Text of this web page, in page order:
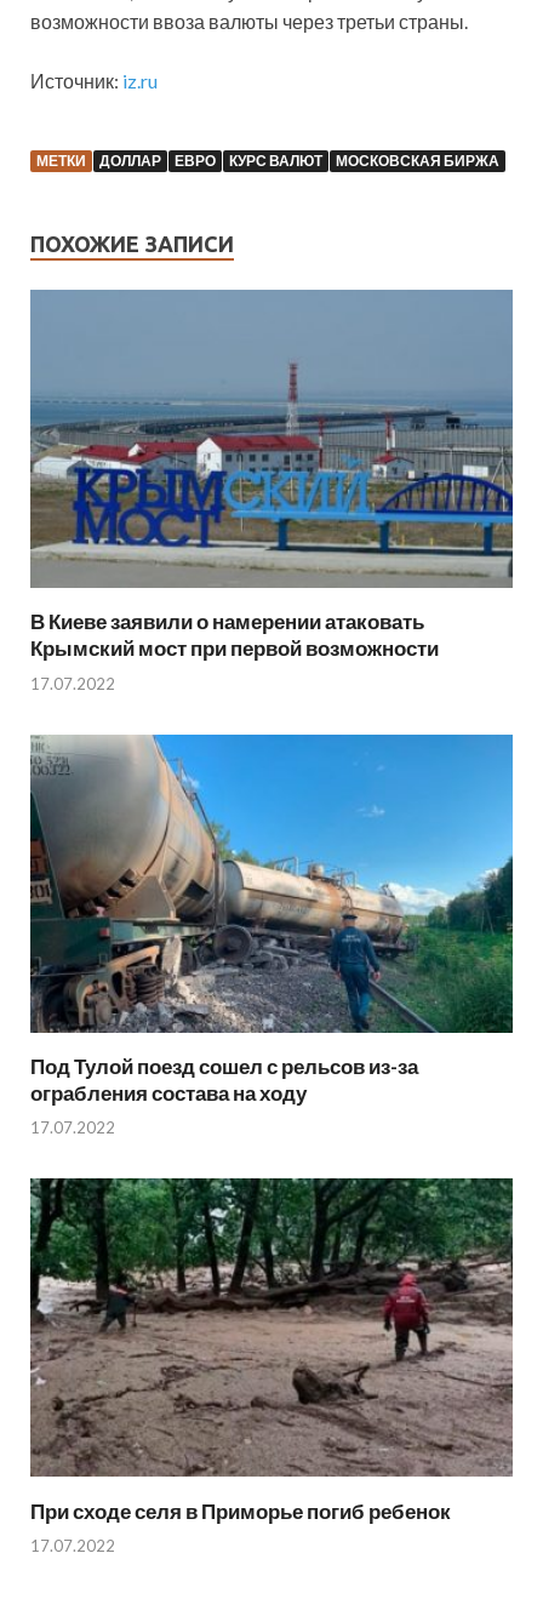
возможности ввоза валюты через третьи страны.
Источник: iz.ru
МЕТКИ ДОЛЛАР ЕВРО КУРС ВАЛЮТ МОСКОВСКАЯ БИРЖА
ПОХОЖИЕ ЗАПИСИ
В Киеве заявили о намерении атаковать
Крымский мост при первой возможности
17.07.2022
Под Тулой поезд сошел с рельсов из-за
ограбления состава на ходу
17.07.2022
При сходе селя в Приморье погиб ребенок
17.07.2022